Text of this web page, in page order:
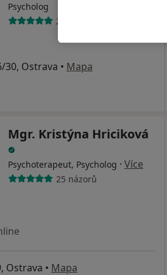
Psycholog
23 názorů
30, Ostrava • Mapa
Mgr. Kristýna Hriciková
Psychoterapeut, Psycholog · Více
25 názorů
Ostrava • Mapa